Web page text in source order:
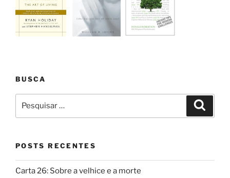
BUSCA
por:
POSTS RECENTES
Carta 26: Sobre a velhice e a morte